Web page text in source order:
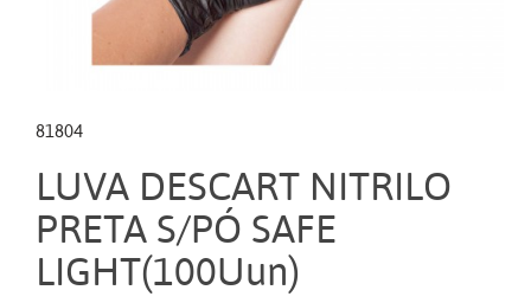
81804
LUVA DESCART NITRILO
PRETA S/PÓ SAFE
LIGHT(100Uun)